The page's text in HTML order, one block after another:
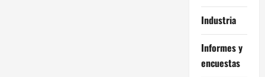
Industria
Informes y
encuestas